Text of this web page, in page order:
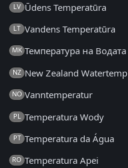
LV Ūdens Temperatūra
LT Vandens Temperatūra
MK Температура на Водата
NZ New Zealand Watertemp
NO Vanntemperatur
PL Temperatura Wody
PT Temperatura da Água
RO Temperatura Apei